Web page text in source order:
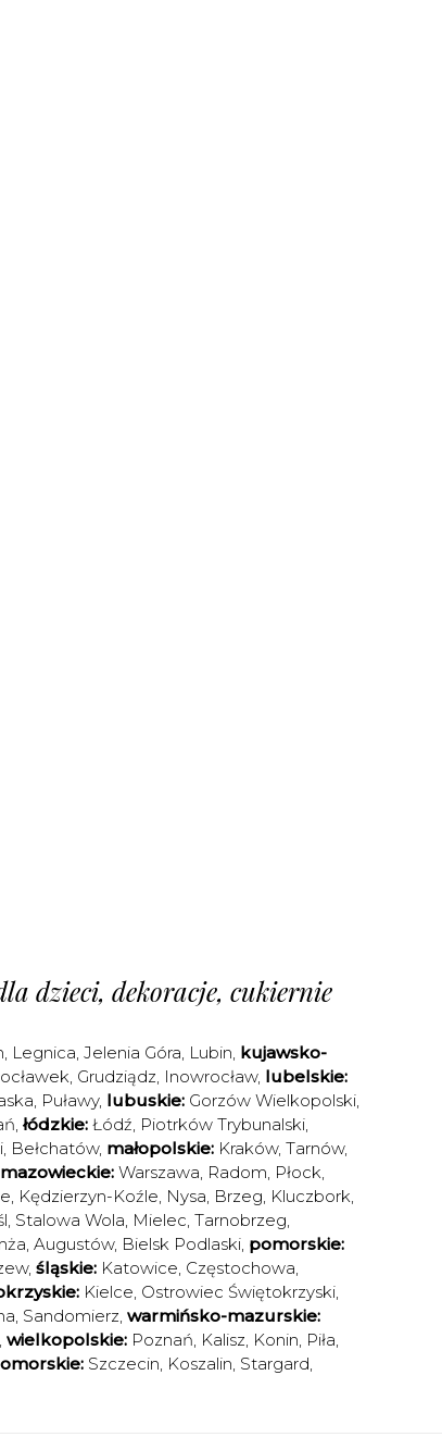
dzieci, dekoracje, cukiernie
, Legnica, Jelenia Góra, Lubin, kujawsko-
, Grudziądz, Inowrocław, lubelskie:
, Puławy, lubuskie: Gorzów Wielkopolski,
, łódzkie: Łódź, Piotrków Trybunalski,
, Bełchatów, małopolskie: Kraków, Tarnów,
mazowieckie: Warszawa, Radom, Płock,
, Kędzierzyn-Koźle, Nysa, Brzeg, Kluczbork,
, Stalowa Wola, Mielec, Tarnobrzeg,
, Augustów, Bielsk Podlaski, pomorskie:
, śląskie: Katowice, Częstochowa,
Kielce, Ostrowiec Świętokrzyski,
, Sandomierz, warmińsko-mazurskie:
, wielkopolskie: Poznań, Kalisz, Konin, Piła,
Szczecin, Koszalin, Stargard,